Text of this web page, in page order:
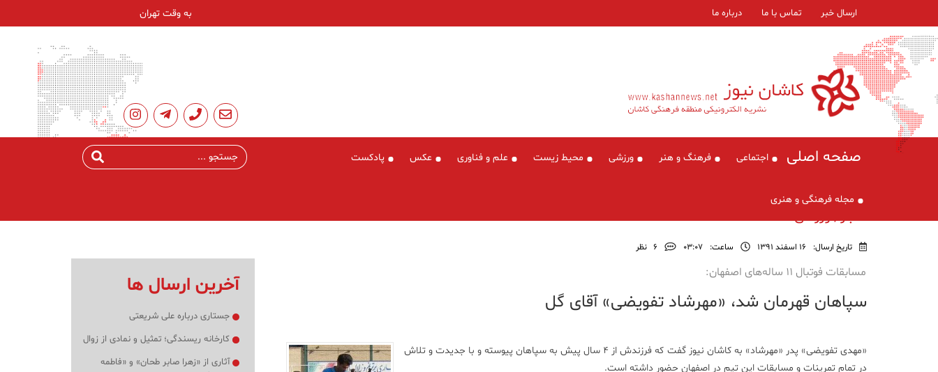
ارسال خبر تماس با ما درباره ما به وقت تهران
صفحه اصلی اجتماعی فرهنگ و هنر ورزشی محیط زیست علم و فناوری عکس پادکست
مجله فرهنگی و هنری
اخبار , ورزشی
تاریخ ارسال: 16 اسفند 1391 ساعت: ۰۳:۰۷ 6 نظر
مسابقات فوتبال ۱۱ ساله‌های اصفهان:
سپاهان قهرمان شد، «مهرشاد تفویضی» آقای گل
«مهدی تفویضی» پدر «مهرشاد» به کاشان نیوز گفت که فرزندش از ۴ سال پیش به سپاهان پیوسته و با جدیدت و تلاش
در تمام تمرینات و مسابقات این تیم در اصفهان حضور داشته است.
آخرین ارسال ها
جستاری درباره علی شریعتی
کارخانه ریسندگی؛ تمثیل و نمادی از زوال
آثاری از «زهرا صابر طحان» و «فاطمه